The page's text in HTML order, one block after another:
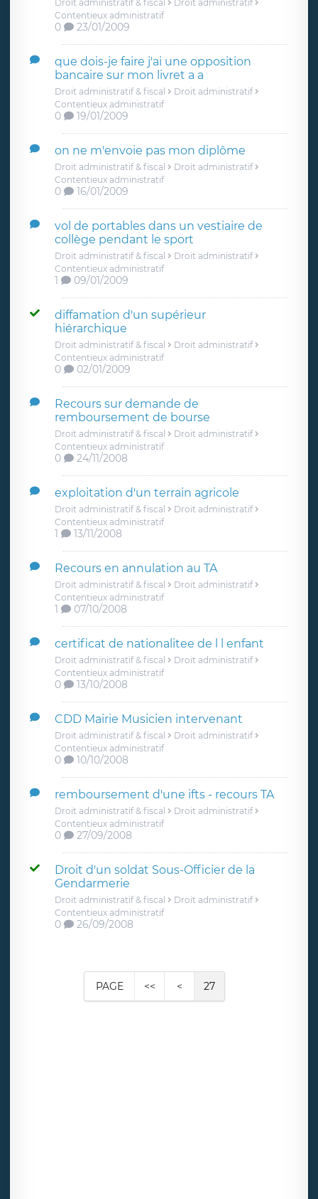
Droit administratif & fiscal
Droit administratif
Contentieux administratif
0 23/01/2009
que dois-je faire j'ai une opposition
bancaire sur mon livret a a
Droit administratif & fiscal
Droit administratif
Contentieux administratif
0 19/01/2009
on ne m'envoie pas mon diplôme
Droit administratif & fiscal
Droit administratif
Contentieux administratif
0 16/01/2009
vol de portables dans un vestiaire de
collège pendant le sport
Droit administratif & fiscal
Droit administratif
Contentieux administratif
1 09/01/2009
diffamation d'un supérieur
hiérarchique
Droit administratif & fiscal
Droit administratif
Contentieux administratif
0 02/01/2009
Recours sur demande de
remboursement de bourse
Droit administratif & fiscal
Droit administratif
Contentieux administratif
0 24/11/2008
exploitation d'un terrain agricole
Droit administratif & fiscal
Droit administratif
Contentieux administratif
1 13/11/2008
Recours en annulation au TA
Droit administratif & fiscal
Droit administratif
Contentieux administratif
1 07/10/2008
certificat de nationalitee de l l enfant
Droit administratif & fiscal
Droit administratif
Contentieux administratif
0 13/10/2008
CDD Mairie Musicien intervenant
Droit administratif & fiscal
Droit administratif
Contentieux administratif
0 10/10/2008
remboursement d'une ifts - recours TA
Droit administratif & fiscal
Droit administratif
Contentieux administratif
0 27/09/2008
Droit d'un soldat Sous-Officier de la
Gendarmerie
Droit administratif & fiscal
Droit administratif
Contentieux administratif
0 26/09/2008
PAGE << < 27